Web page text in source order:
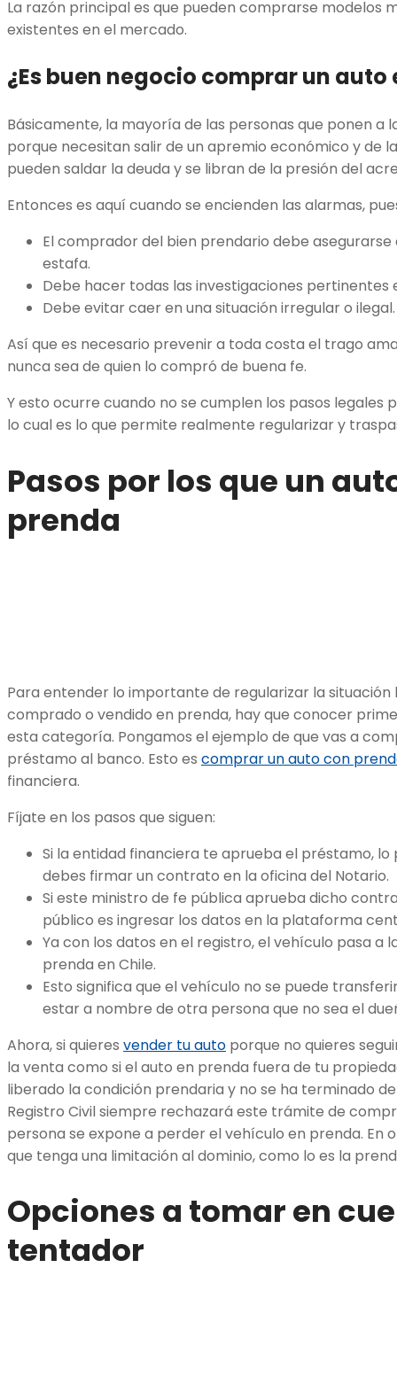
La razón principal es que pueden comprarse modelos
existentes en el mercado.
¿Es buen negocio comprar un auto
Básicamente, la mayoría de las personas que ponen a
porque necesitan salir de un apremio económico y de
pueden saldar la deuda y se libran de la presión del
Entonces es aquí cuando se encienden las alarmas,
El comprador del bien prendario debe
estafa.
Debe hacer todas las investigaciones pertinentes
Debe evitar caer en una situación irregular o ilegal.
Así que es necesario prevenir a toda costa el trago
nunca sea de quien lo compró de buena fe.
Y esto ocurre cuando no se cumplen los pasos legales
lo cual es lo que permite realmente regularizar y
Pasos por los que un
prenda
Para entender lo importante de regularizar la situación
comprado o vendido en prenda, hay que conocer
esta categoría. Pongamos el ejemplo de que vas a
préstamo al banco. Esto es comprar un auto con
financiera.
Fíjate en los pasos que siguen:
Si la entidad financiera te aprueba el préstamo,
debes firmar un contrato en la oficina del Notario.
Si este ministro de fe pública aprueba dicho
público es ingresar los datos en la plataforma
Ya con los datos en el registro, el vehículo pasa a
prenda en Chile.
Esto significa que el vehículo no se puede
estar a nombre de otra persona que no sea el
Ahora, si quieres vender tu auto porque no quieres
la venta como si el auto en prenda fuera de tu
liberado la condición prendaria y no se ha terminado
Registro Civil siempre rechazará este trámite de
persona se expone a perder el vehículo en prenda. En
que tenga una limitación al dominio, como lo es la
Opciones a tomar en
tentador